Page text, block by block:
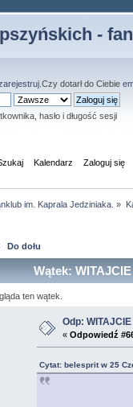
-
.Czy dotarł do Ciebie
hasło i długość sesji
Kalendarz Zaloguj się
im. Kaprala Jedziniaka. »
Do dołu
Wątek:
ten wątek.
Odp:
«Odpowiedź
Cytat: belesprit w 25